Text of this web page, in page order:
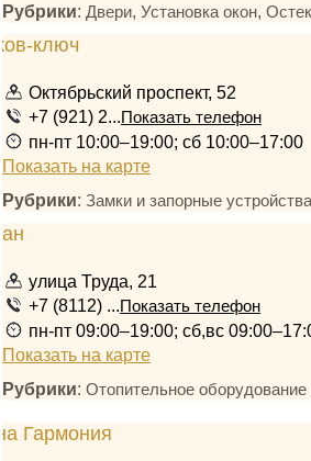
Рубрики: Двери, Установка окон,
Октябрьский проспект, 52
+7 (921) 2...Показать телефон
пн-пт 10:00–19:00; сб 10:00–17:00
Показать на карте
Рубрики: Замки и запорные устройства
улица Труда, 21
+7 (8112) ...Показать телефон
пн-пт 09:00–19:00; сб,вс
Показать на карте
Рубрики: Отопительное